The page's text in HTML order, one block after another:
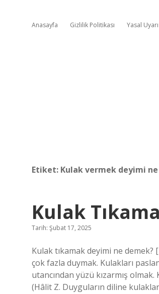
Anasayfa Gizlilik Politikası Yasal Uyarı
Etiket: Kulak vermek deyimi
Kulak
Tarih: Şubat 17, 2025
Kulak tıkamak deyimi ne
çok fazla duymak. Kulakları
utancından yüzü kızarmış
(Hâlit Z. Duyguların diline